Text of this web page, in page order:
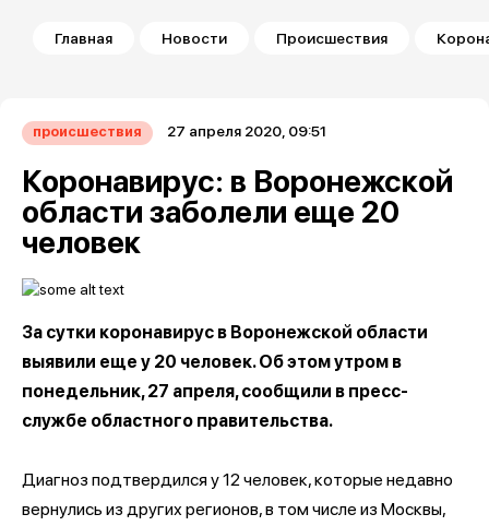
Строка навигации
Главная Новости Происшествия
происшествия 27 апреля 2020, 09:51
Коронавирус: в Воронежской
области заболели еще 20
человек
За сутки коронавирус в Воронежской области
выявили еще у 20 человек. Об этом утром в
понедельник, 27 апреля, сообщили в пресс-
службе областного правительства.
Диагноз подтвердился у 12 человек, которые недавно
вернулись из других регионов, в том числе из Москвы,